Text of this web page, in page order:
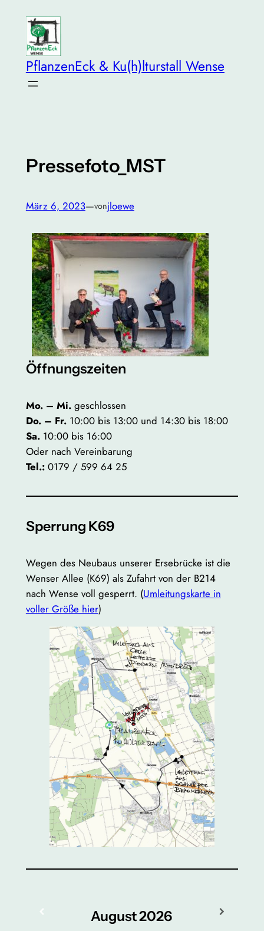
springen
PflanzenEck & Ku(h)lturstall Wense
Pressefoto_MST
März 6, 2023—vonjloewe
Öffnungszeiten
Mo. – Mi.geschlossen
Do. – Fr. 10:00 bis 13:00 und 14:30 bis 18:00
Sa.10:00 bis 16:00
Oder nach Vereinbarung
Tel.:0179 / 599 64 25
Sperrung K69
Wegen des Neubaus unserer Ersebrücke ist die
Wenser Allee (K69) als Zufahrt von der B214
nach Wense voll gesperrt. (Umleitungskarte in
voller Größe hier)
August2026